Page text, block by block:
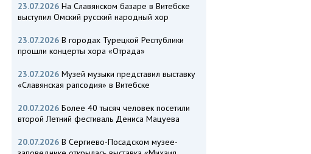
23.07.2026 На Славянском базаре в Витебске
выступил Омский русский народный хор
23.07.2026 В городах Турецкой Республики
прошли концерты хора «Отрада»
23.07.2026 Музей музыки представил выставку
«Славянская рапсодия» в Витебске
20.07.2026 Более 40 тысяч человек посетили
второй Летний фестиваль Дениса Мацуева
20.07.2026 В Сергиево-Посадском музее-